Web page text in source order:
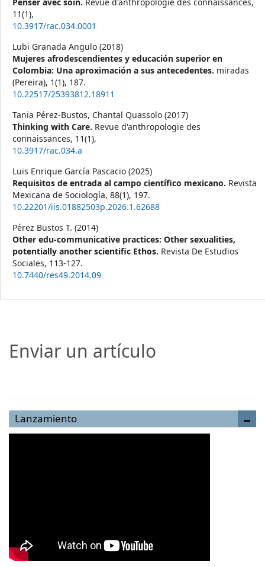
11(1),
10.3917/rac.034.0001
Lubi Granada Angulo (2018)
Mujeres afrodescendientes y educación superior en
Colombia: Una aproximación a sus antecedentes. miradas
(Pereira), 1(1), 187.
10.22517/25393812.18911
Tania Pérez-Bustos, Chantal Quassolo (2017)
Thinking with Care. Revue d'anthropologie des
connaissances, 11(1),
10.3917/rac.034.a
Luis Enrique García Pascacio (2025)
Requisitos de entrada al campo científico mexicano. Revista
Mexicana de Sociología, 88(1), 197.
10.22201/iis.01882503p.2026.1.62688
Pérez Bustos T. (2014)
Other edu-communicative practices: Other sexualities,
potentially another scientific Ethos. Revista De Estudios
Sociales, 113-127.
10.7440/res49.2014.09
Enviar un artículo
Lanzamiento